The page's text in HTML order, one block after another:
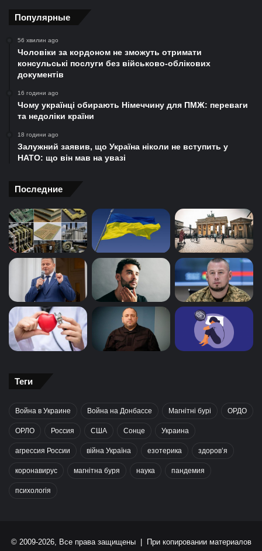
Популярные
56 хвилин ago
Чоловіки за кордоном не зможуть отримати
консульські послуги без військово-облікових
документів
16 години ago
Чому українці обирають Німеччину для ПМЖ: переваги
та недоліки країни
18 години ago
Залужний заявив, що Україна ніколи не вступить у
НАТО: що він мав на увазі
Последние
Теги
Война в Украине Война на Донбассе Магнітні бурі ОРДО
ОРЛО Россия США Сонце Украина
агрессия России війна Україна езотерика здоров’я
коронавирус магнітна буря наука пандемия
психологія
© 2009-2026, Все права защищены | При копировании материалов